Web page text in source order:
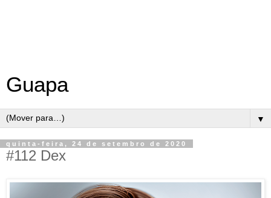
Guapa
▼
quinta-feira, 24 de setembro de 2020
#112 Dex